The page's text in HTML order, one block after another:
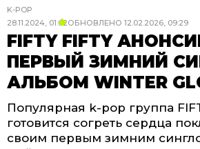
K-POP
28.11.2024, 01:02ОБНОВЛЕНО 12.02.2026, 09:29
FIFTY FIFTY
ПЕРВЫЙ ЗИМНИЙ
АЛЬБОМ WINTER
Популярная k-pop группа
готовится согреть сердца
своим первым зимним